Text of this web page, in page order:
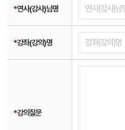
*연사(강사)님명
*강좌(강의)명
*강의질문